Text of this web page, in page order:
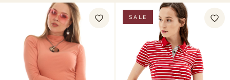
SALE